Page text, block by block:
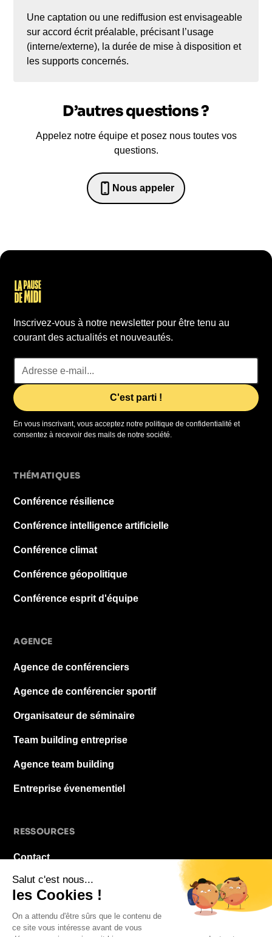
Une captation ou une rediffusion est envisageable
sur accord écrit préalable, précisant l’usage
(interne/externe), la durée de mise à disposition et
les supports concernés.
D’autres questions ?
Appelez notre équipe et posez nous toutes vos
questions.
Nous appeler
0652698481
Inscrivez-vous à notre newsletter pour être tenu au
courant des actualités et nouveautés.
En vous inscrivant, vous acceptez notre politique de confidentialité et
consentez à recevoir des mails de notre société.
THÉMATIQUES
Conférence résilience
Conférence intelligence artificielle
Conférence climat
Conférence géopolitique
Conférence esprit d'équipe
AGENCE
Agence de conférenciers
Agence de conférencier sportif
Organisateur de séminaire
Team building entreprise
Agence team building
Entreprise évenementiel
RESSOURCES
Contact
À propos
FAQ